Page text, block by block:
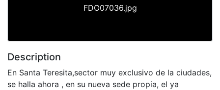
FDO07036.jpg
Description
En Santa Teresita,sector muy exclusivo de la ciudades,
se halla ahora , en su nueva sede propia, el ya